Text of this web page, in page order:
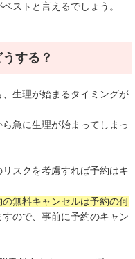
ストと言えるでしょう。
する？
生理が始まるタイミングが
急に生理が始まってしまっ
スクを考慮すれば予約はキ
の無料キャンセルは予約の何
ので、事前に予約のキャン